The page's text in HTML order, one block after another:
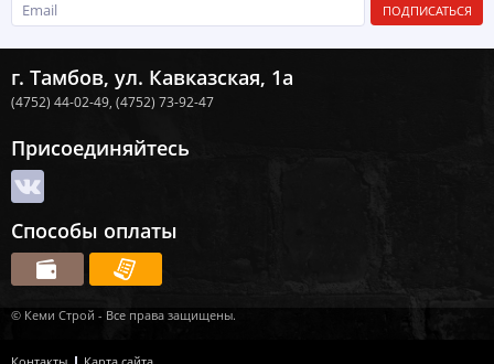
ПОДПИСАТЬСЯ
г. Тамбов, ул. Кавказская, 1а
(4752) 44-02-49, (4752) 73-92-47
Присоединяйтесь
Способы оплаты
© Кеми Строй - Все права защищены.